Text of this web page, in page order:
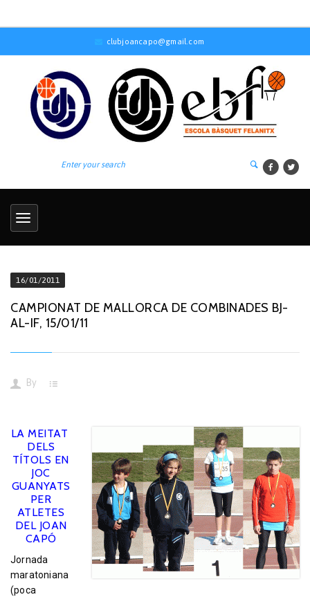
clubjoancapo@gmail.com
16/01/2011
CAMPIONAT DE MALLORCA DE COMBINADES BJ-
AL-IF, 15/01/11
By
LA MEITAT
DELS
TÍTOLS EN
JOC
GUANYATS
PER
ATLETES
DEL JOAN
CAPÓ
Jornada
maratoniana
(poca